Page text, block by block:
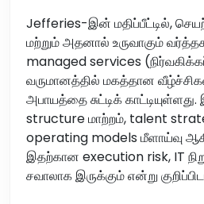
Jefferies-இன் மதிப்பீட்டில்,
மற்றும் அதனால் உருவாகும்
managed services
வருமானத்தில் மகத்தான
அபாயத்தை சுட்டிக்
structure மாற்றம், talent
operating models மீளாய்வு
இதற்கான execution risk, IT
சவாலாக இருக்கும் என்று